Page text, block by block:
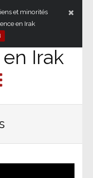
et minorités
en Irak